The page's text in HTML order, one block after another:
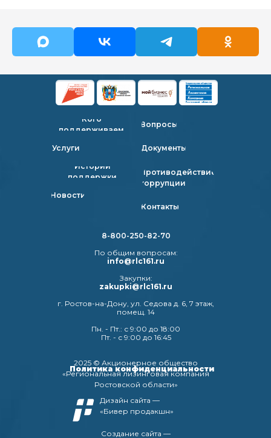
Создание сайта —
Дизайн сайта —
«Бивер продакшн»
2025 © Акционерное общество
«Региональная лизинговая компания
Ростовской области»
Политика конфиденциальности
8-800-250-82-70
По общим вопросам:
info@rlc161.ru
Закупки:
zakupki@rlc161.ru
г. Ростов-на-Дону, ул. Седова д. 6, 7 этаж,
помещ. 14
Пн. - Пт.: с 9:00 до 18:00
Пт. - с 9:00 до 16:45
Противодействие
коррупции
Контакты
Документы
Вопросы
Истории
поддержки
Услуги
Кого
поддерживаем
Новости